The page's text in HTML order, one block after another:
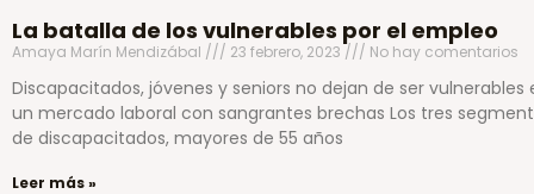
La batalla de los vulnerables por el empleo
Amaya Marín Mendizábal 23 febrero, 2023 No hay comentarios
Discapacitados, jóvenes y seniors no dejan de ser vulnerables
un mercado laboral con sangrantes brechas Los tres
de discapacitados, mayores de 55 años
Leer más »